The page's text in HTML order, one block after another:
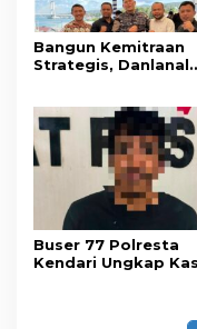
Bangun Kemitraan
Strategis, Danlanal
Objektif dan
Buser 77 Polresta
Kendari Ungkap